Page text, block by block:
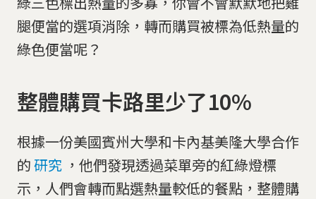
腿便當的選項消除，轉而購買被標為低熱量的
綠色便當呢？
整體購買卡路里少了10%
根據一份美國賓州大學和卡內基美隆大學合作
的研究 ，他們發現透過菜單旁的紅綠燈標
示，人們會轉而點選熱量較低的餐點，整體購